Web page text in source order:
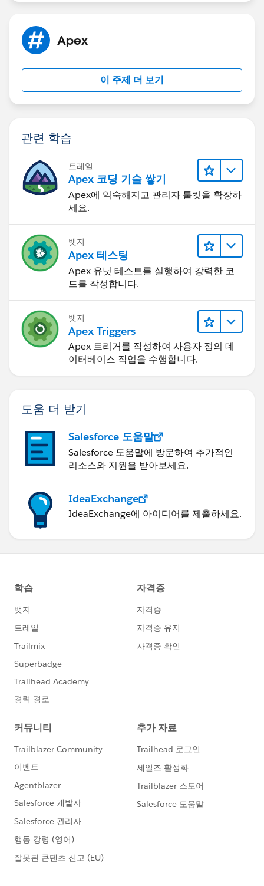
Apex
이 주제 더 보기
관련 학습
트레일
Apex 코딩 기술 쌓기
Apex에 익숙해지고 관리자 툴킷을 확장하
세요.
뱃지
Apex 테스팅
Apex 유닛 테스트를 실행하여 강력한 코
드를 작성합니다.
뱃지
Apex Triggers
Apex 트리거를 작성하여 사용자 정의 데
이터베이스 작업을 수행합니다.
도움 더 받기
Salesforce 도움말
Salesforce 도움말에 방문하여 추가적인
리소스와 지원을 받아보세요.
IdeaExchange
IdeaExchange에 아이디어를 제출하세요.